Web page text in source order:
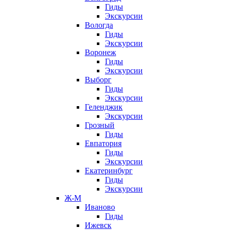
Гиды
Экскурсии
Вологда
Гиды
Экскурсии
Воронеж
Гиды
Экскурсии
Выборг
Гиды
Экскурсии
Геленджик
Экскурсии
Грозный
Гиды
Евпатория
Гиды
Экскурсии
Екатеринбург
Гиды
Экскурсии
Ж-М
Иваново
Гиды
Ижевск